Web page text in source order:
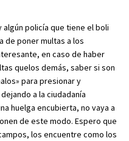
policía que tiene el boli
de poner multas a los
en caso de haber
quelos demás, saber si son
para presionar y
a la ciudadanía
huelga encubierta, no vaya a
de este modo. Espero que
los encuentre como los